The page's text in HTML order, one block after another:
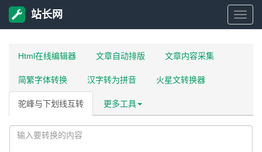
站
站长网
Html在线编辑器 文章自动排版 文章内容采集
简繁字体转换 汉字转为拼音 火星文转换器
驼峰与下划线互转 更多工具